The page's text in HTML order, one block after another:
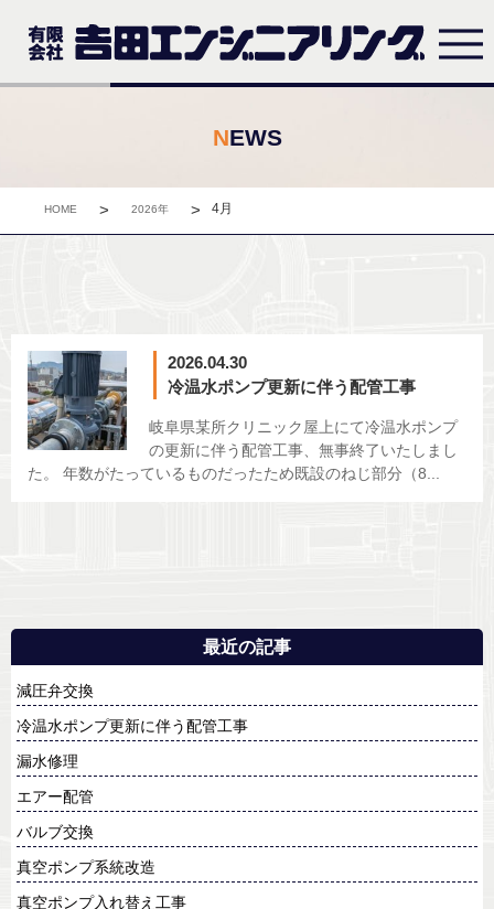
NEWS
HOME > 2026年 > 4月
2026.04.30
冷温水ポンプ更新に伴う配管工事
岐阜県某所クリニック屋上にて冷温水ポンプ
の更新に伴う配管工事、無事終了いたしまし
た。 年数がたっているものだったため既設のねじ部分（8...
最近の記事
減圧弁交換
冷温水ポンプ更新に伴う配管工事
漏水修理
エアー配管
バルブ交換
真空ポンプ系統改造
真空ポンプ入れ替え工事